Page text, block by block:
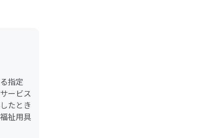
指定
ービス
たとき
祉用具